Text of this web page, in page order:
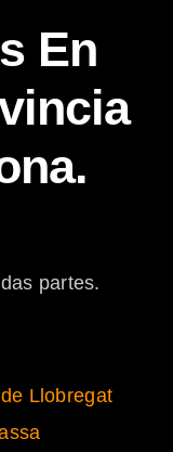
En
partes.
Llobregat